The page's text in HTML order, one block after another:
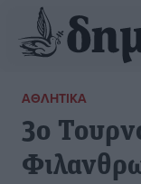
ΑΘΛΗΤΙΚΆ
3ο